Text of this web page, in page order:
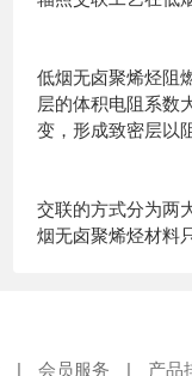
低烟无卤聚烯烃阻
层的体积电阻系数
变，形成致密层以
交联的方式分为两
烟无卤聚烯烃材料
| 会员服务 | 产品